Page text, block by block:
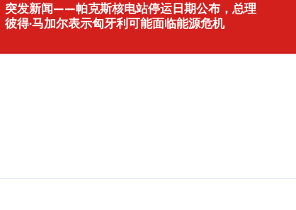
突发新闻——帕克斯核电站停运日期公布，总理
彼得·马加尔表示匈牙利可能面临能源危机